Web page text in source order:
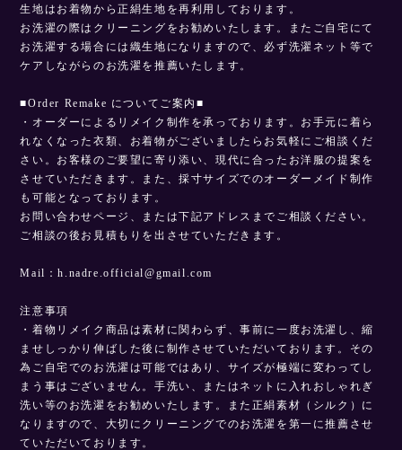
生地はお着物から正絹生地を再利用しております。
お洗濯の際はクリーニングをお勧めいたします。またご自宅にて
お洗濯する場合には織生地になりますので、必ず洗濯ネット等で
ケアしながらのお洗濯を推薦いたします。
■Order Remake についてご案内■
・オーダーによるリメイク制作を承っております。お手元に着ら
れなくなった衣類、お着物がございましたらお気軽にご相談くだ
さい。お客様のご要望に寄り添い、現代に合ったお洋服の提案を
させていただきます。また、採寸サイズでのオーダーメイド制作
も可能となっております。
お問い合わせページ、または下記アドレスまでご相談ください。
ご相談の後お見積もりを出させていただきます。
Mail：h.nadre.official@gmail.com
注意事項
・着物リメイク商品は素材に関わらず、事前に一度お洗濯し、縮
ませしっかり伸ばした後に制作させていただいております。その
為ご自宅でのお洗濯は可能ではあり、サイズが極端に変わってし
まう事はございません。手洗い、またはネットに入れおしゃれぎ
洗い等のお洗濯をお勧めいたします。また正絹素材（シルク）に
なりますので、大切にクリーニングでのお洗濯を第一に推薦させ
ていただいております。